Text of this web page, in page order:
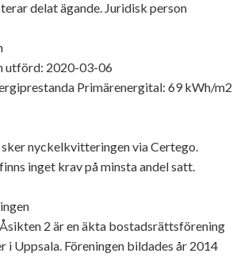
delat ägande. Juridisk person
utförd: 2020-03-06
Primärenergital: 69 kWh/m2
nyckelkvitteringen via Certego.
inget krav på minsta andel satt.
2 är en äkta bostadsrättsförening
i Uppsala. Föreningen bildades år 2014